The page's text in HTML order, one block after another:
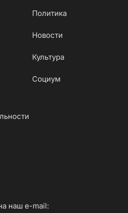
Политика
Новости
Культура
Социум
наш e-mail: